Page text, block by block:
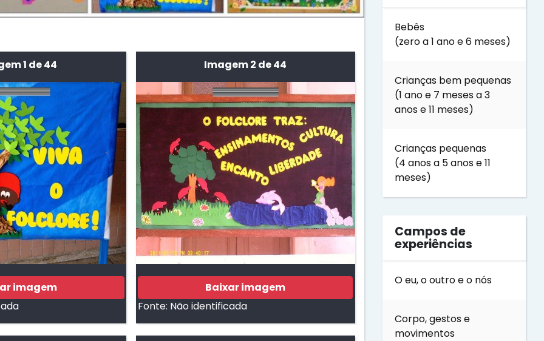
1 de 44
imagem
Imagem 2 de 44
Baixar imagem
Fonte: Não identificada
Bebês
(zero a 1 ano e 6 meses)
Crianças bem pequenas
(1 ano e 7 meses a 3
anos e 11 meses)
Crianças pequenas
(4 anos a 5 anos e 11
meses)
Campos de
experiências
O eu, o outro e o nós
Corpo, gestos e
movimentos